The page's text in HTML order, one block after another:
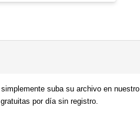
suba su archivo en
por día sin registro.